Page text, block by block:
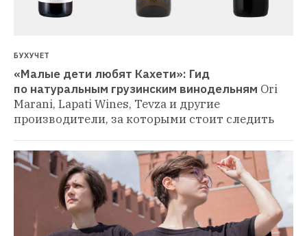
БУХУЧЕТ
«Малые дети любят Кахети»: Гид
по натуральным грузинским винодельням Ori
Marani, Lapati Wines, Tevza и другие
производители, за которыми стоит следить